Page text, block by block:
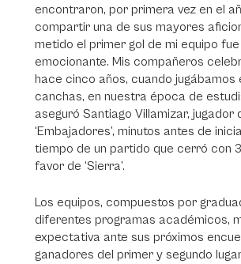
encontraron, por primera vez en el
compartir una de sus mayores
metido el primer gol de mi equipo
emocionante. Mis compañeros
hace cinco años, cuando jugábamos
canchas, en nuestra época de
aseguró Santiago Villamizar, jugador
‘Embajadores’, minutos antes de
tiempo de un partido que cerró con 3
favor de ‘Sierra’.
Los equipos, compuestos por
diferentes programas académicos,
expectativa ante sus próximos
ganadores del primer y segundo